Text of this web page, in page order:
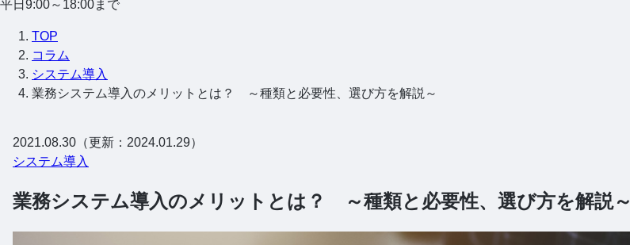
平日9:00～18:00まで
TOP
コラム
システム導入
業務システム導入のメリットとは？ ～種類と必要性、選び方を解説～
2021.08.30（更新：2024.01.29）
システム導入
業務システム導入のメリットとは？ ～種類と必要性、選び方を解説～